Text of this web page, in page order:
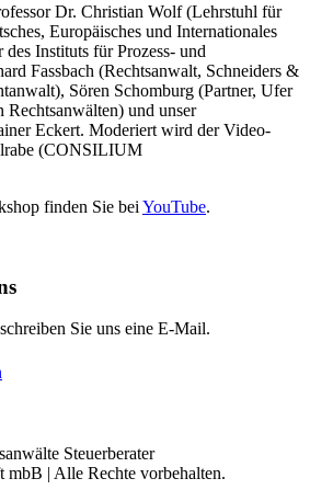
Dr. Christian Wolf (Lehrstuhl für
Europäisches und Internationales
Instituts für Prozess- und
Fassbach (Rechtsanwalt, Schneiders &
Sören Schomburg (Partner, Ufer
Rechtsanwälten) und unser
Eckert. Moderiert wird der Video-
(CONSILIUM
finden Sie bei YouTube.
Sie uns eine E-Mail.
Steuerberater
mbB | Alle Rechte vorbehalten.